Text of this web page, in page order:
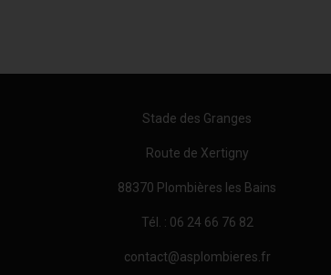
Stade des Granges
Route de Xertigny
88370 Plombières les Bains
Tél. : 06 24 66 76 82
contact@asplombieres.fr